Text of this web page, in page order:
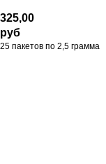
325,00
руб
25 пакетов по 2,5 грамма